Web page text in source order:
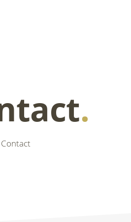
.
Contact